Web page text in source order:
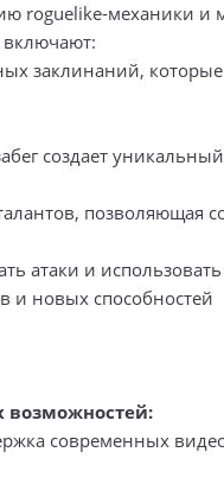
roguelike-механики и
заклинаний,
создает
позволяющая
атаки и
и новых способностей
возможностей:
современных